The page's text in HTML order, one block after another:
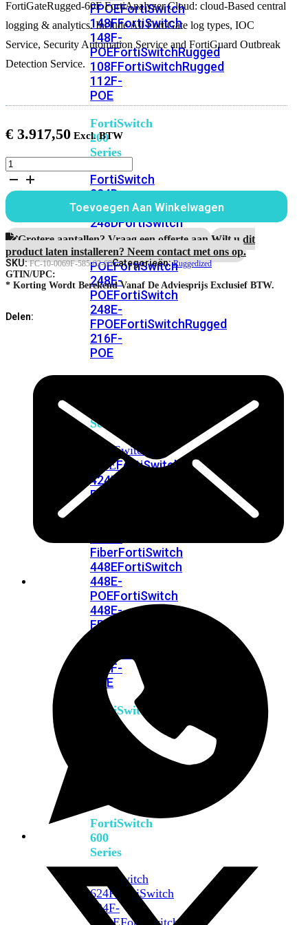
FPOEFortiSwitch
148FFortiSwitch
148F-
POEFortiSwitchRugged
108FFortiSwitchRugged
112F-
POE
FortiSwitch
200
Series
FortiSwitch
224D-
FPOEFortiSwitch
248DFortiSwitch
224EFortiswitch
224E-
POEFortiSwitch
248E-
POEFortiSwitch
248E-
FPOEFortiSwitchRugged
216F-
POE
Series
FortiSwitch
424EFortiSwitch
424E-
POE
FiberFortiSwitch
448EFortiSwitch
448E-
POEFortiSwitch
448E-
FPOE
424F-
POE
FortiSwitch
FortiSwitch
600
Series
FortiSwitch
624F FortiSwitch
624F-
FPOEFortiSwitch
FortiGateRugged-60F FortiAnalyzer Cloud: cloud-Based central
logging & analytics. Include All FortiGate log types, IOC
Service, Security Automation Service and FortiGuard Outbreak
Detection Service.
€ 3.917,50
FortiGateRugged-
60F
Jaar
FortiAnalyzer
Cloud
aantal
Toevoegen Aan Winkelwagen
Grotere aantallen? Vraag een offerte aan.Wilt u dit
product laten installeren? Neem contact met ons op.
SKU:FC-10-0069F-585-02-60Categorieën:Ruggedized
GTIN/UPC:
* Korting Wordt Berekend Vanaf De Adviesprijs Exclusief BTW.
Delen: